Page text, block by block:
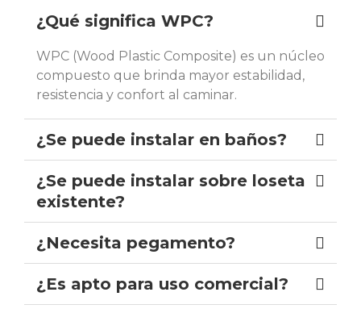
¿Qué significa WPC?
WPC (Wood Plastic Composite) es un núcleo
compuesto que brinda mayor estabilidad,
resistencia y confort al caminar.
¿Se puede instalar en baños?
¿Se puede instalar sobre loseta
existente?
¿Necesita pegamento?
¿Es apto para uso comercial?